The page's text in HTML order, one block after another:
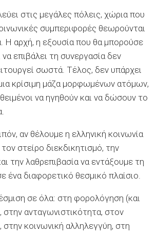
στις μεγάλες πόλεις, χώρια που
συμπεριφορές θεωρούνται
Η αρχή, η εξουσία που θα μπορούσε
να επιβάλει τη συνεργασία δεν
σωστά. Τέλος, δεν υπάρχει
κρίσιμη μάζα μορφωμένων ατόμων,
να ηγηθούν και να δώσουν το
αν θέλουμε η ελληνική κοινωνία
στείρο διεκδικητισμό, την
την λαθρεπιβασία να εντάξουμε τη
ένα διαφορετικό θεσμικό πλαίσιο.
σε όλα: στη φορολόγηση (και
ανταγωνιστικότητα, στον
στην κοινωνική αλληλεγγύη, στη